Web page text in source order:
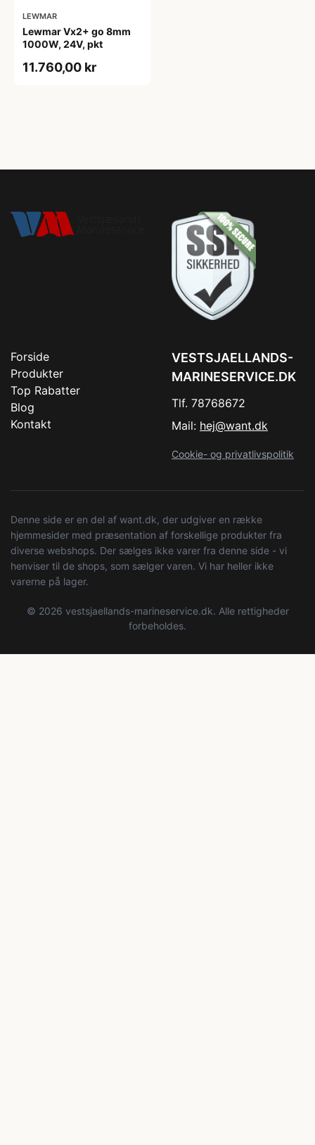
LEWMAR
Lewmar Vx2+ go 8mm
1000W, 24V, pkt
11.760,00 kr
Forside
Produkter
Top Rabatter
Blog
Kontakt
VESTSJAELLANDS-
MARINESERVICE.DK
Tlf. 78768672
Mail: hej@want.dk
Cookie- og privatlivspolitik
Denne side er en del af want.dk, der udgiver en række
hjemmesider med præsentation af forskellige produkter fra
diverse webshops. Der sælges ikke varer fra denne side - vi
henviser til de shops, som sælger varen. Vi har heller ikke
varerne på lager.
© 2026 vestsjaellands-marineservice.dk. Alle rettigheder
forbeholdes.